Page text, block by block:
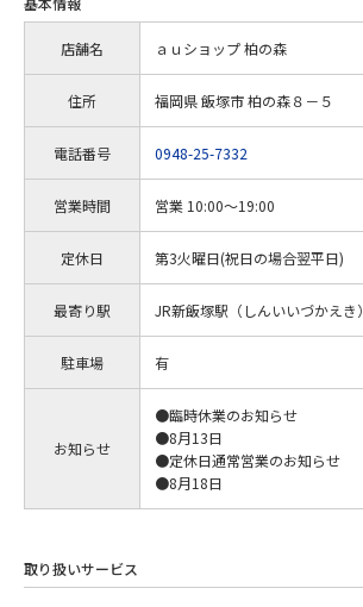
店舗名 ａｕショップ 柏の森
住所 福岡県 飯塚市 柏の森８－５
電話番号 0948-25-7332
営業時間 営業 10:00～19:00
定休日 第3火曜日(祝日の場合翌平日)
最寄り駅 JR新飯塚駅（しんいいづかえき）
駐車場 有
お知らせ
●臨時休業のお知らせ
●8月13日
●定休日通常営業のお知らせ
●8月18日
取り扱いサービス